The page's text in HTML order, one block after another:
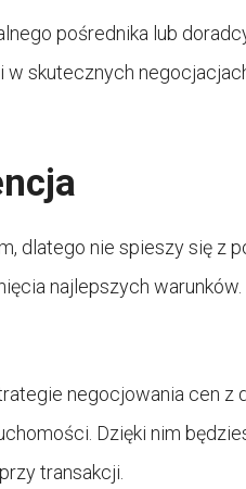
pośrednika lub
skutecznych
dlatego nie spieszy się z
najlepszych
negocjowania cen z
Dzięki nim
transakcji.